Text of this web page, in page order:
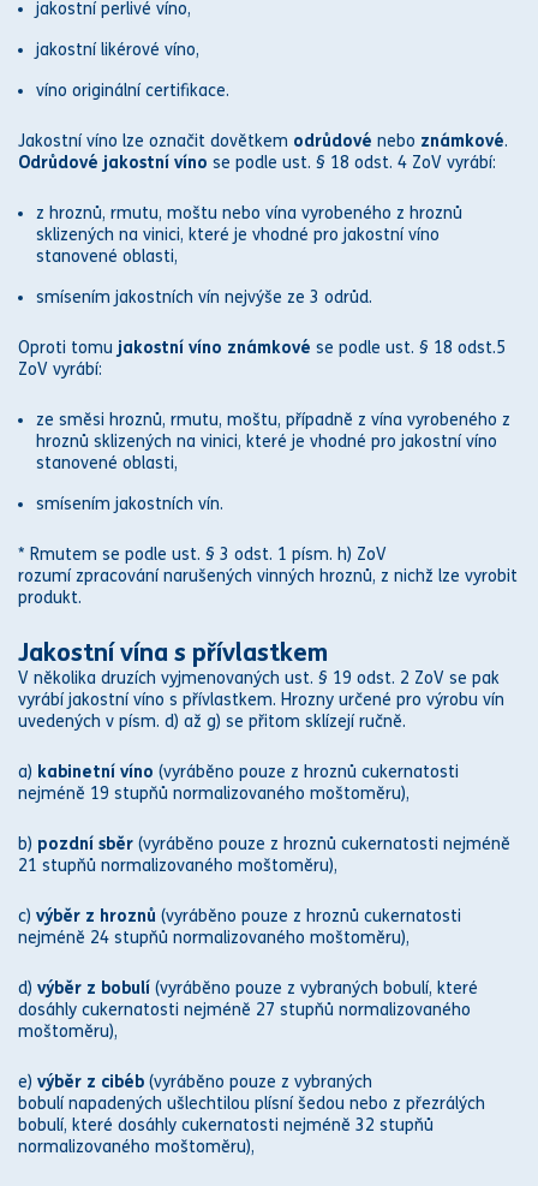
jakostní perlivé víno,
jakostní likérové víno,
víno originální certifikace.
Jakostní víno lze označit dovětkem odrůdové nebo známkové.
Odrůdové jakostní víno se podle ust. § 18 odst. 4 ZoV vyrábí:
z hroznů, rmutu, moštu nebo vína vyrobeného z hroznů
sklizených na vinici, které je vhodné pro jakostní víno
stanovené oblasti,
smísením jakostních vín nejvýše ze 3 odrůd.
Oproti tomu jakostní víno známkové se podle ust. § 18 odst.5
ZoV vyrábí:
ze směsi hroznů, rmutu, moštu, případně z vína vyrobeného z
hroznů sklizených na vinici, které je vhodné pro jakostní víno
stanovené oblasti,
smísením jakostních vín.
* Rmutem se podle ust. § 3 odst. 1 písm. h) ZoV
rozumí zpracování narušených vinných hroznů, z nichž lze vyrobit
produkt.
Jakostní vína s přívlastkem
V několika druzích vyjmenovaných ust. § 19 odst. 2 ZoV se pak
vyrábí jakostní víno s přívlastkem. Hrozny určené pro výrobu vín
uvedených v písm. d) až g) se přitom sklízejí ručně.
a) kabinetní víno (vyráběno pouze z hroznů cukernatosti
nejméně 19 stupňů normalizovaného moštoměru),
b) pozdní sběr (vyráběno pouze z hroznů cukernatosti nejméně
21 stupňů normalizovaného moštoměru),
c) výběr z hroznů (vyráběno pouze z hroznů cukernatosti
nejméně 24 stupňů normalizovaného moštoměru),
d) výběr z bobulí (vyráběno pouze z vybraných bobulí, které
dosáhly cukernatosti nejméně 27 stupňů normalizovaného
moštoměru),
e) výběr z cibéb (vyráběno pouze z vybraných
bobulí napadených ušlechtilou plísní šedou nebo z přezrálých
bobulí, které dosáhly cukernatosti nejméně 32 stupňů
normalizovaného moštoměru),